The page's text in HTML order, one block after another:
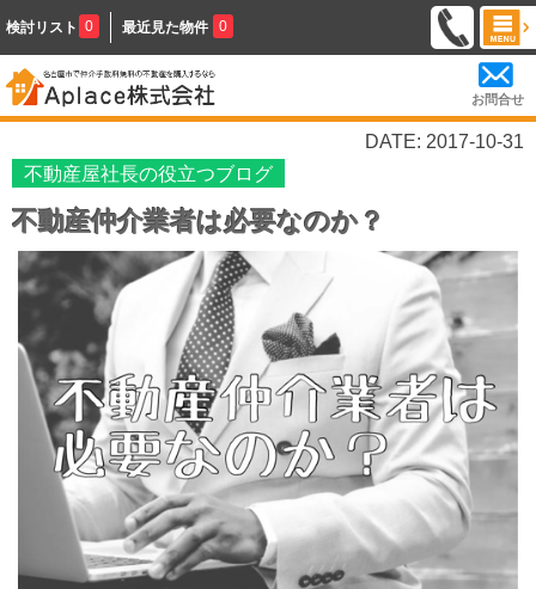
検討リスト 0 最近見た物件 0
お問合せ
DATE: 2017-10-31
不動産屋社長の役立つブログ
不動産仲介業者は必要なのか？